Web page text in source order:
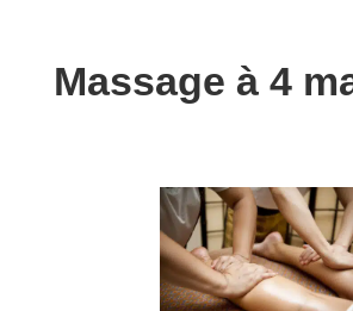
Massage à 4